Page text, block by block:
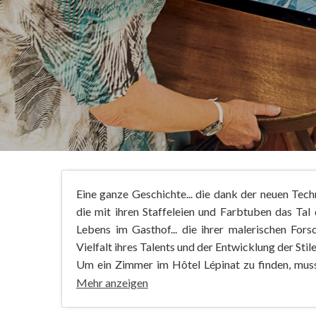
Eine ganze Geschichte... die dank der neuen
die mit ihren Staffeleien und Farbtuben das Tal
Lebens im Gasthof... die ihrer malerischen
Vielfalt ihres Talents und der Entwicklung der
Um ein Zimmer im Hôtel Lépinat zu finden,
Mehr anzeigen